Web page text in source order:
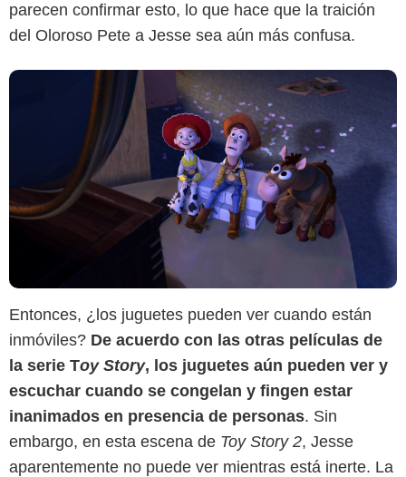
parecen confirmar esto, lo que hace que la traición
del Oloroso Pete a Jesse sea aún más confusa.
Entonces, ¿los juguetes pueden ver cuando están
inmóviles? De acuerdo con las otras películas de
la serie Toy Story, los juguetes aún pueden ver y
escuchar cuando se congelan y fingen estar
inanimados en presencia de personas. Sin
embargo, en esta escena de Toy Story 2, Jesse
aparentemente no puede ver mientras está inerte. La